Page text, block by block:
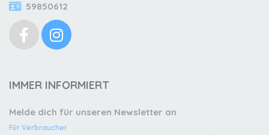
59850612
IMMER INFORMIERT
Melde dich für unseren Newsletter an
Für Verbraucher